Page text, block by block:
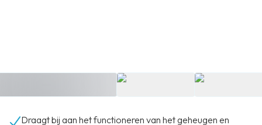
Draagt bij aan het functioneren van het geheugen en